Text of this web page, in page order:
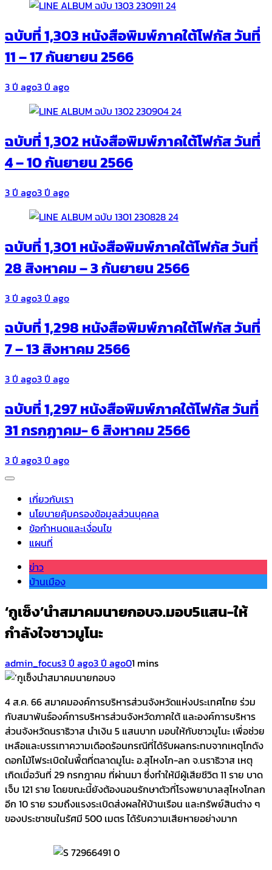
ฉบับที่ 1,303 หนังสือพิมพ์ภาคใต้โฟกัส วันที่
11 – 17 กันยายน 2566
3 ปี ago3 ปี ago
ฉบับที่ 1,302 หนังสือพิมพ์ภาคใต้โฟกัส วันที่
4 – 10 กันยายน 2566
3 ปี ago3 ปี ago
ฉบับที่ 1,301 หนังสือพิมพ์ภาคใต้โฟกัส วันที่
28 สิงหาคม – 3 กันยายน 2566
3 ปี ago3 ปี ago
ฉบับที่ 1,298 หนังสือพิมพ์ภาคใต้โฟกัส วันที่
7 – 13 สิงหาคม 2566
3 ปี ago3 ปี ago
ฉบับที่ 1,297 หนังสือพิมพ์ภาคใต้โฟกัส วันที่
31 กรกฏาคม- 6 สิงหาคม 2566
3 ปี ago3 ปี ago
เกี่ยวกับเรา
นโยบายคุ้มครองข้อมูลส่วนบุคคล
ข้อกำหนดและเงื่อนไข
แผนที่
ข่าว
บ้านเมือง
‘กูเซ็ง’นำสมาคมนายกอบจ.มอบ5แสน-ให้
กำลังใจชาวมูโนะ
admin_focus3 ปี ago3 ปี ago01 mins
4 ส.ค. 66 สมาคมองค์การบริหารส่วนจังหวัดแห่งประเทศไทย ร่วม
กับสมาพันธ์องค์การบริหารส่วนจังหวัดภาคใต้ และองค์การบริหาร
ส่วนจังหวัดนราธิวาส นำเงิน 5 แสนบาท มอบให้กับชาวมูโนะ เพื่อช่วย
เหลือและบรรเทาความเดือดร้อนกรณีที่ได้รับผลกระทบจากเหตุโกดัง
ดอกไม้ไฟระเบิดในพื้ตที่ตลาดมูโนะ อ.สุไหงโก-ลก จ.นราธิวาส เหตุ
เกิดเมื่อวันที่ 29 กรกฎาคม ที่ผ่านมา ซึ่งทำให้มีผู้เสียชีวิต 11 ราย บาด
เจ็บ 121 ราย โดยขณะนี้ยังต้องนอนรักษาตัวที่โรงพยาบาลสุไหงโกลก
อีก 10 ราย รวมถึงแรงระเบิดส่งผลให้บ้านเรือน และทรัพย์สินต่าง ๆ
ของประชาชนในรัศมี 500 เมตร ได้รับความเสียหายอย่างมาก